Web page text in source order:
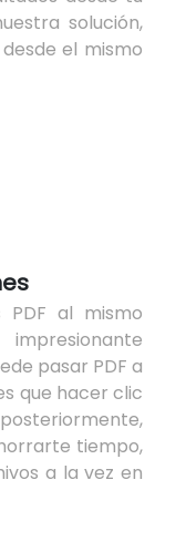
solución,
el mismo
al mismo
pasar PDF a
que hacer clic
tiempo,
a la vez en